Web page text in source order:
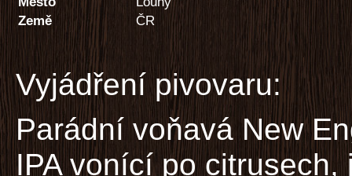
Země
ČR
Vyjádření pivovaru:
Parádní voňavá New
IPA vonící po citrusech,